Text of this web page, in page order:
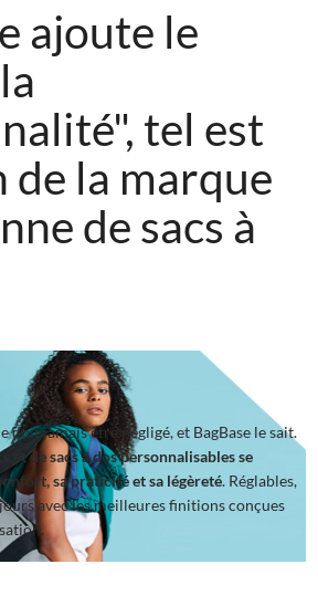
ajoute le
tel est
de la marque
de sacs à
doit jamais être négligé, et BagBase le sait.
et de sacs à dos personnalisables se
sa praticité et sa légèreté. Réglables,
avec les meilleures finitions conçues